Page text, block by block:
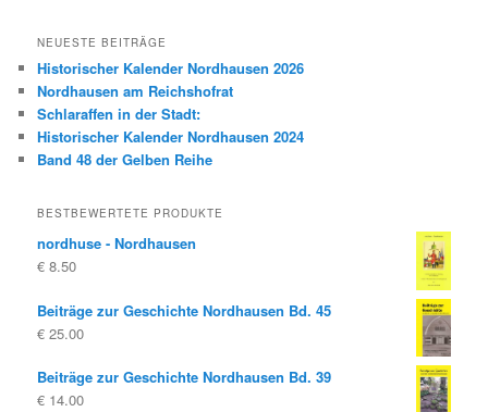
NEUESTE BEITRÄGE
Historischer Kalender Nordhausen 2026
Nordhausen am Reichshofrat
Schlaraffen in der Stadt:
Historischer Kalender Nordhausen 2024
Band 48 der Gelben Reihe
BESTBEWERTETE PRODUKTE
nordhuse - Nordhausen
€ 8.50
Beiträge zur Geschichte Nordhausen Bd. 45
€ 25.00
Beiträge zur Geschichte Nordhausen Bd. 39
€ 14.00